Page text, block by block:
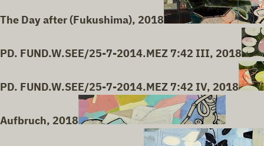
The Day after (Fukushima), 2018
PD. FUND.W.SEE/25-7-2014.MEZ 7:42 III, 2018
PD. FUND.W.SEE/25-7-2014.MEZ 7:42 IV, 2018
Aufbruch, 2018